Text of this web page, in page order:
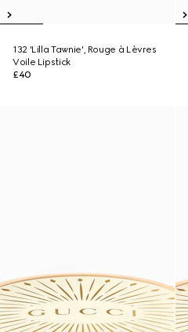
132 'Lilla Tawnie', Rouge à Lèvres
Voile Lipstick
£40